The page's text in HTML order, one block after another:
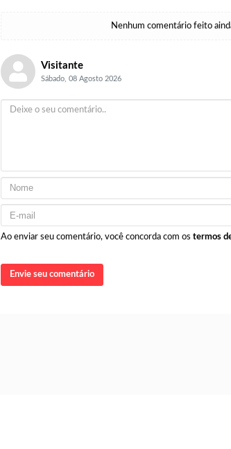
Nenhum comentário feito
Visitante
Sábado, 08 Agosto 2026
Ao enviar seu comentário, você concorda com os termos
Envie seu comentário